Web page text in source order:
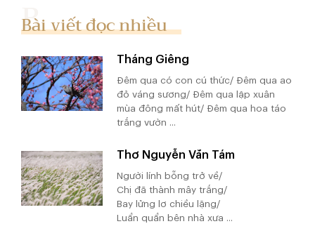
Bài viết đọc nhiều
Tháng Giêng
Đêm qua có con cú thức/ Đêm qua ao
đỏ váng sương/ Đêm qua lập xuân
mùa đông mất hút/ Đêm qua hoa táo
trắng vườn ...
Thơ Nguyễn Văn Tám
Người lính bỗng trở về/
Chị đã thành mây trắng/
Bay lửng lơ chiều lặng/
Luẩn quẩn bên nhà xưa ...